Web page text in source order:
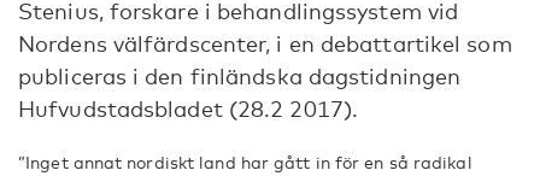
Stenius, forskare i behandlingssystem vid
Nordens välfärdscenter, i en debattartikel som
publiceras i den finländska dagstidningen
Hufvudstadsbladet (28.2 2017).
”Inget annat nordiskt land har gått in för en så radikal